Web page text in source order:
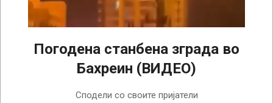
Погодена станбена зграда во
Бахреин (ВИДЕО)
Сподели со своите пријатели